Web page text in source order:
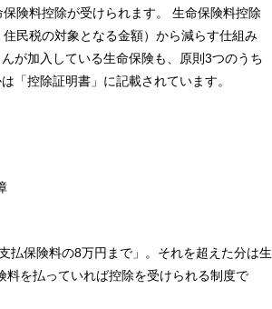
険料控除が受けられます。 生命保険料控除
民税の対象となる金額）から減らす仕組み
が加入している生命保険も、原則3つのうち
「控除証明書 」に記載されています。
払保険料の8万円まで」。それを超えた分は生
を払っていれば控除を受けられる制度で